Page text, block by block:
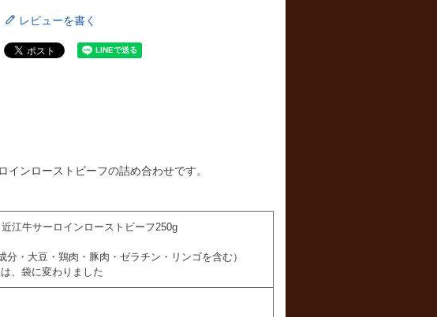
レビューを書く
ンローストビーフの詰め合わせです。
江牛サーロインローストビーフ250g
分・大豆・鶏肉・豚肉・ゼラチン・リンゴを含む）
、袋に変わりました